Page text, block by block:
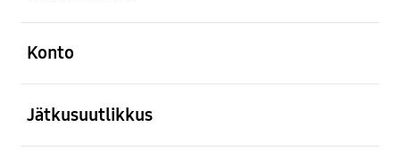
Konto
Jätkusuutlikkus